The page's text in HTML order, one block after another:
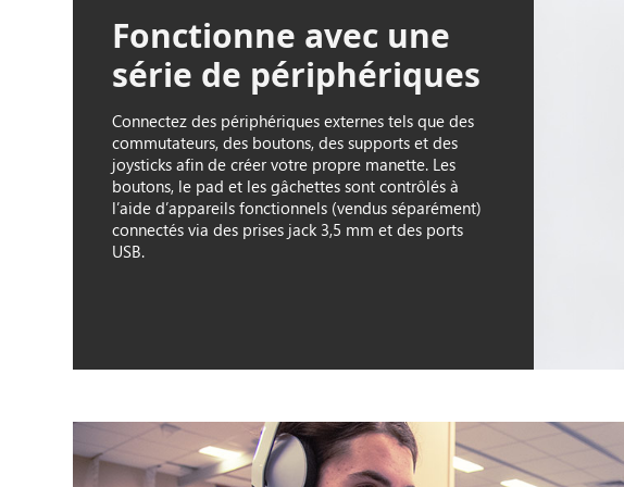
Fonctionne avec une
série de périphériques
Connectez des périphériques externes tels que des
commutateurs, des boutons, des supports et des
joysticks afin de créer votre propre manette. Les
boutons, le pad et les gâchettes sont contrôlés à
l’aide d’appareils fonctionnels (vendus séparément)
connectés via des prises jack 3,5 mm et des ports
USB.